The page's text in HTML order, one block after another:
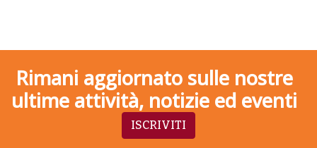
Rimani aggiornato sulle nostre
ultime attività, notizie ed eventi
ISCRIVITI